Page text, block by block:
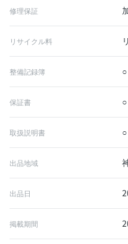
修理保証
リサイクル料
整備記録簿 ○
保証書 ○
取扱説明書 ○
出品地域
出品日
掲載期間